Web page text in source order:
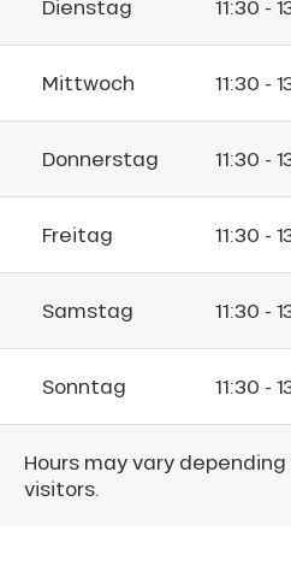
Dienstag 11:30 -
Mittwoch 11:30 -
Donnerstag 11:30 -
Freitag 11:30 -
Samstag 11:30 -
Sonntag 11:30 -
Hours may vary
visitors.